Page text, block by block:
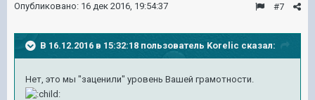
#7
Опубликовано: 16 дек 2016, 19:54:37
В 16.12.2016 в 15:32:18 пользователь Korelic сказал:
Нет, это мы "заценили" уровень Вашей грамотности.